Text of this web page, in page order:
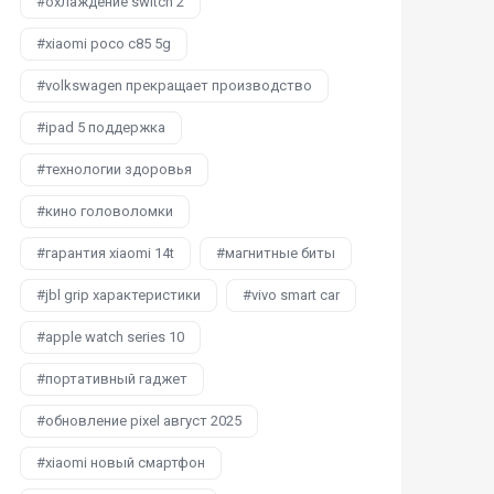
xiaomi poco c85 5g
volkswagen прекращает производство
ipad 5 поддержка
технологии здоровья
кино головоломки
гарантия xiaomi 14t магнитные биты
jbl grip характеристики vivo smart car
apple watch series 10
портативный гаджет
обновление pixel август 2025
xiaomi новый смартфон